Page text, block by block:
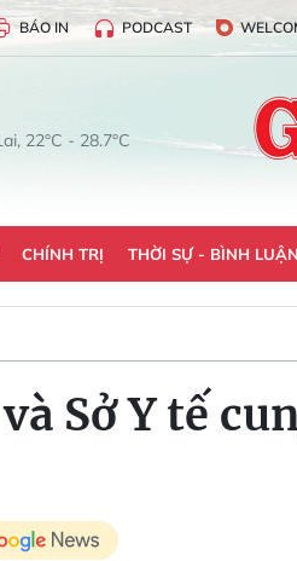
BÁO IN PODCAST
22°C - 28.7°C
CHÍNH TRỊ THỜI SỰ - BÌNH LUẬN
Sở Y tế